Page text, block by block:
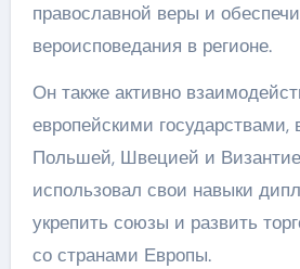
православной веры и
вероисповедания в регионе.
Он также активно
европейскими государствами,
Польшей, Швецией и
использовал свои навыки
укрепить союзы и развить
со странами Европы.